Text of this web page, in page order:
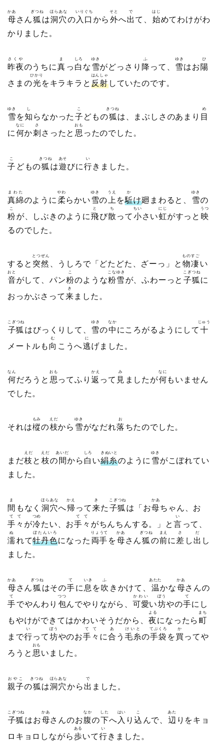
母
かあ
さん狐
ぎつね
は洞穴
ほらあな
の入口
いりぐち
から外
そと
へ出
で
て、 始
はじ
めてわけがわ
かりました。
昨夜
さくや
のうちに真
ま
っ白
しろ
な雪
ゆき
がどっさり 降
ふ
って、 雪
ゆき
はお陽
ひ
さまの光
ひかり
をキラキラと反射
はんしゃ
していたのです。
雪
ゆき
を知
し
らなかった子
こ
どもの狐
きつね
は、まぶしさのあまり 目
め
に何
なに
か刺
さ
さったと 思
おも
ったのでした。
子
こ
どもの狐
きつね
は遊
あそ
びに行
い
きました。
真綿
まわた
のように柔
やわ
らかい雪
ゆき
の上
うえ
を駈
か
け廻まわると、 雪
ゆき
の
粉
こ
が、しぶきのように飛
と
び散
ち
って小
ちい
さい虹
にじ
がすっと 映
うつ
るのでした。
すると 突然
とつぜん
、うしろで「どたどた、ざーっ」と物凄
ものすご
い
音
おと
がして、パン粉
こ
のような粉雪
こなゆき
が、ふわーっと 子狐
こぎつね
に
おっかぶさって来
き
ました。
子狐
こぎつね
はびっくりして、 雪
ゆき
の中
なか
にころがるようにして十
じゅう
メートルも向
む
こうへ逃
に
げました。
何
なん
だろうと 思
おも
ってふり 返
かえ
って 見
み
ましたが何
なに
もいません
でした。
それは樅
もみ
の枝
えだ
から 雪
ゆき
がなだれ落
お
ちたのでした。
まだ枝
えだ
と 枝
えだ
の間
あいだ
から白
しろ
い絹糸
きぬいと
のように雪
ゆき
がこぼれてい
ました。
間
ま
もなく 洞穴
ほらあな
へ帰
かえ
って来
き
た子狐
こぎつね
は「お母
かあ
ちゃん、お
手々
てて
が冷
つめ
たい、お手々
てて
がちんちんする。」と言
い
って、
濡
ぬ
れて牡丹色
ぼたんいろ
になった 両手
りょうて
を母
かあ
さん狐
ぎつね
の前
まえ
に差
さ
し出
だ
し
ました。
母
かあ
さん狐
ぎつね
はその手
て
に息
いき
を吹
ふ
きかけて、 温
あたた
かな母
かあ
さんの
手
て
でやんわり 包
つつ
んでやりながら、 可愛
かわい
い坊
ぼう
やの手
て
にし
もやけができてはかわいそうだから、 夜
よる
になったら町
まち
まで行
い
って坊
ぼう
やのお手々
てて
に合
あ
う毛糸
けいと
の手袋
てぶくろ
を買
か
ってや
ろうと思
おも
いました。
親子
おやこ
の狐
きつね
は洞穴
ほらあな
から出
で
ました。
子狐
こぎつね
はお母
かあ
さんのお腹
なか
の下
した
へ入
はい
り 込
こ
んで、 辺
あた
りをキョ
ロキョロしながら歩
ある
いて行
い
きました。